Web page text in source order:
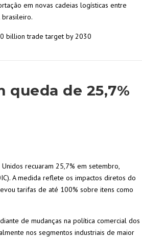
em novas cadeias logísticas entre
brasileiro.
billion trade target by 2030
queda de 25,7%
recuaram 25,7% em setembro,
A medida reflete os impactos diretos do
tarifas de até 100% sobre itens como
de mudanças na política comercial dos
nos segmentos industriais de maior